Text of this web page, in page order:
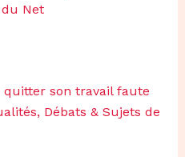
Net
son travail faute
Débats & Sujets de